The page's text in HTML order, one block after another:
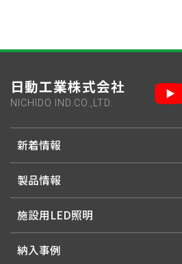
日動工業株式会社
NICHIDO IND.CO.,LTD.
新着情報
製品情報
施設用LED照明
納入事例